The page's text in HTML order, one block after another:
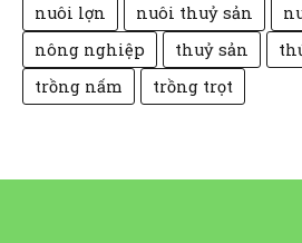
nuôi lợn
nuôi thuỷ sản
nông nghiệp
thuỷ sản
trồng nấm
trồng trọt